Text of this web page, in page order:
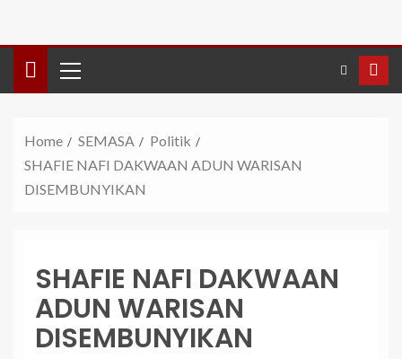
Home SEMASA
Politik
SHAFIE NAFI DAKWAAN ADUN WARISAN
DISEMBUNYIKAN
SHAFIE NAFI DAKWAAN
ADUN WARISAN
DISEMBUNYIKAN